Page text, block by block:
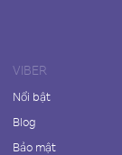
VIBER
Nổi bật
Blog
Bảo mật